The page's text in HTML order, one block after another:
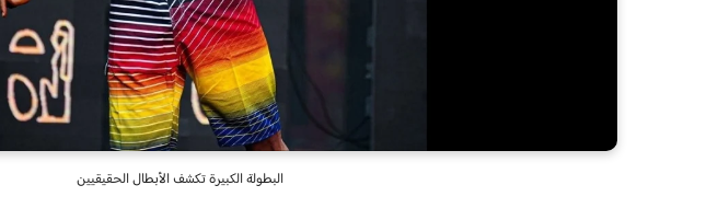
البطولة الكبيرة تكشف الأبطال الحقيقيين